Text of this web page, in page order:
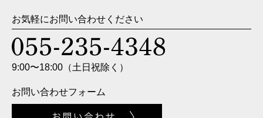
お気軽にお問い合わせください
9:00〜18:00（土日祝除く）
お問い合わせフォーム